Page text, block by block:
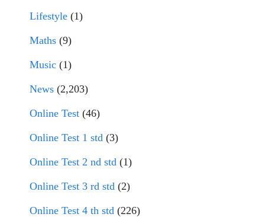
Lifestyle (1)
Maths (9)
Music (1)
News (2,203)
Online Test (46)
Online Test 1 std (3)
Online Test 2 nd std (1)
Online Test 3 rd std (2)
Online Test 4 th std (226)